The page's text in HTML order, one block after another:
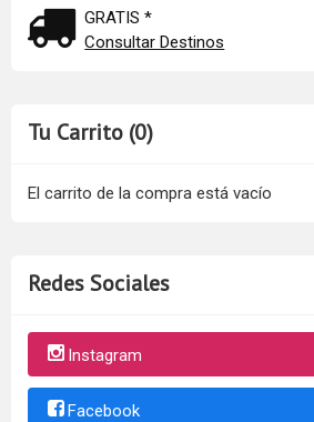
GRATIS *
Consultar Destinos
Tu Carrito (0)
El carrito de la compra está vacío
Redes Sociales
Instagram
Facebook